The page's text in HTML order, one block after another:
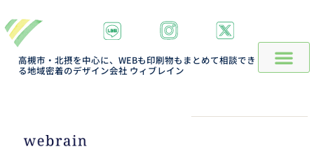
高槻市・北摂を中心に、WEBも印刷物もまとめて相談でき
る地域密着のデザイン会社 ウィブレイン